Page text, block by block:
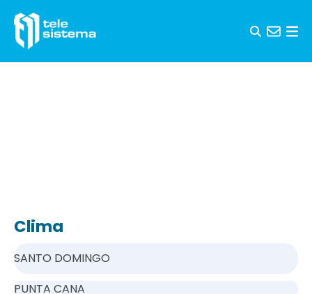
Clima
SANTO DOMINGO
PUNTA CANA